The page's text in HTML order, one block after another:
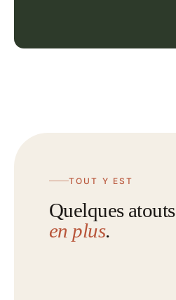
TOUT Y EST
Quelques atouts
en plus.